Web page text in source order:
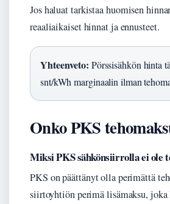
Jos haluat tarkistaa huomisen
reaaliaikaiset hinnat ja ennusteet.
Yhteenveto: Pörssisähkön hinta
snt/kWh marginaalin ilman
Onko PKS
Miksi PKS sähkönsiirrolla ei ole
PKS on päättänyt olla perimättä
siirtoyhtiön perimä lisämaksu,